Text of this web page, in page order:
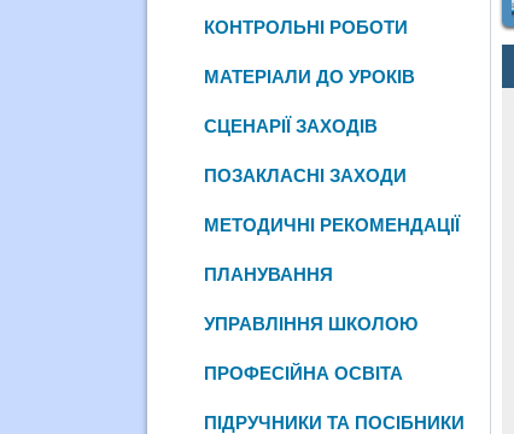
КОНТРОЛЬНІ РОБОТИ
МАТЕРІАЛИ ДО УРОКІВ
СЦЕНАРІЇ ЗАХОДІВ
ПОЗАКЛАСНІ ЗАХОДИ
МЕТОДИЧНІ РЕКОМЕНДАЦІЇ
ПЛАНУВАННЯ
УПРАВЛІННЯ ШКОЛОЮ
ПРОФЕСІЙНА ОСВІТА
ПІДРУЧНИКИ ТА ПОСІБНИКИ